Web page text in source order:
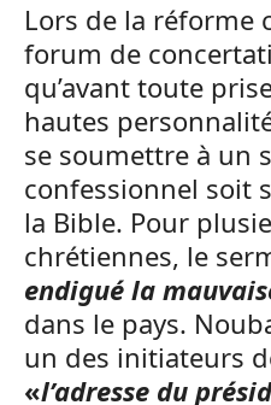
Lors de la réforme
forum de
qu’avant toute
hautes
se soumettre à un
confessionnel soit
la Bible. Pour
chrétiennes, le
endigué la
dans le pays.
un des initiateurs
«l’adresse du